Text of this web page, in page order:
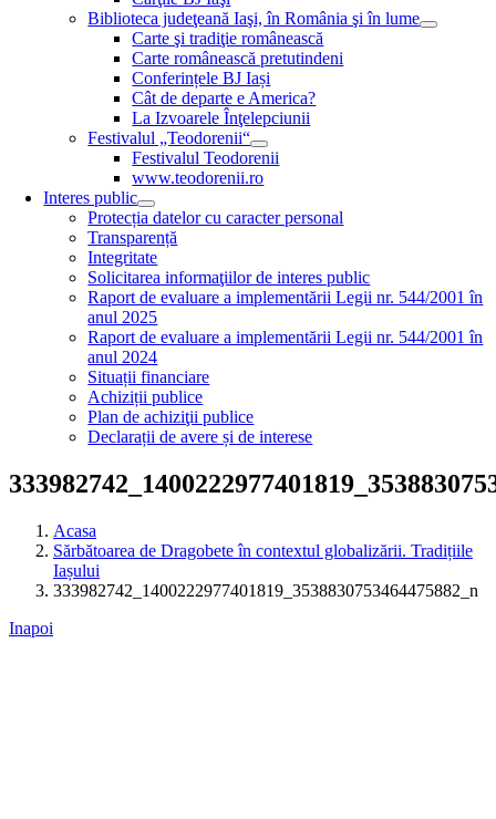
Biblioteca judeţeană Iaşi, în România şi în lume
Carte şi tradiţie românească
Carte românească pretutindeni
Conferințele BJ Iași
Cât de departe e America?
La Izvoarele Înţelepciunii
Festivalul „Teodorenii“
Festivalul Teodorenii
www.teodorenii.ro
Interes public
Protecția datelor cu caracter personal
Transparență
Integritate
Solicitarea informaţiilor de interes public
Raport de evaluare a implementării Legii nr. 544/2001 în
anul 2025
Raport de evaluare a implementării Legii nr. 544/2001 în
anul 2024
Situații financiare
Achiziții publice
Plan de achiziţii publice
Declarații de avere și de interese
Acasa
Sărbătoarea de Dragobete în contextul globalizării. Tradițiile
Iașului
333982742_1400222977401819_3538830753464475882_n
Inapoi